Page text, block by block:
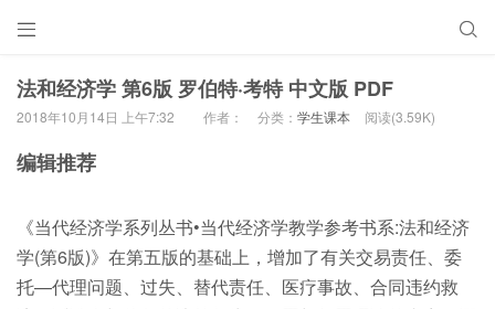
 
法和经济学 第6版 罗伯特·考特 中文版 PDF
2018年10月14日 上午7:32 作者： 分类： 学生课本 阅读(3.59K)
编辑推荐
《当代经济学系列丛书•当代经济学教学参考书系:法和经济
学(第6版)》在第五版的基础上，增加了有关交易责任、委
托—代理问题、过失、替代责任、医疗事故、合同违约救